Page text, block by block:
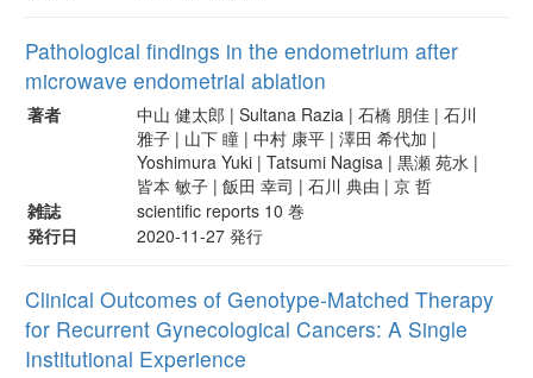
Pathological findings in the endometrium after
microwave endometrial ablation
著者
中山 健太郎 | Sultana Razia | 石橋 朋佳 | 石川
雅子 | 山下 瞳 | 中村 康平 | 澤田 希代加 |
Yoshimura Yuki | Tatsumi Nagisa | 黒瀬 苑水 |
皆本 敏子 | 飯田 幸司 | 石川 典由 | 京 哲
雑誌
scientific reports 10 巻
発行日
2020-11-27 発行
Clinical Outcomes of Genotype-Matched Therapy
for Recurrent Gynecological Cancers: A Single
Institutional Experience